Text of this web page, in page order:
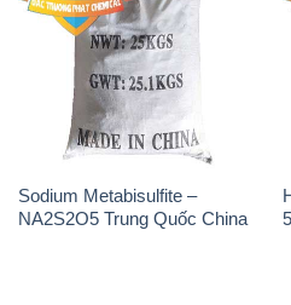
Sodium Metabisulfite –
NA2S2O5 Trung Quốc China